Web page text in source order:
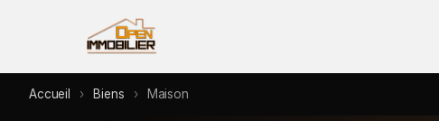
Accueil › Biens › Maison